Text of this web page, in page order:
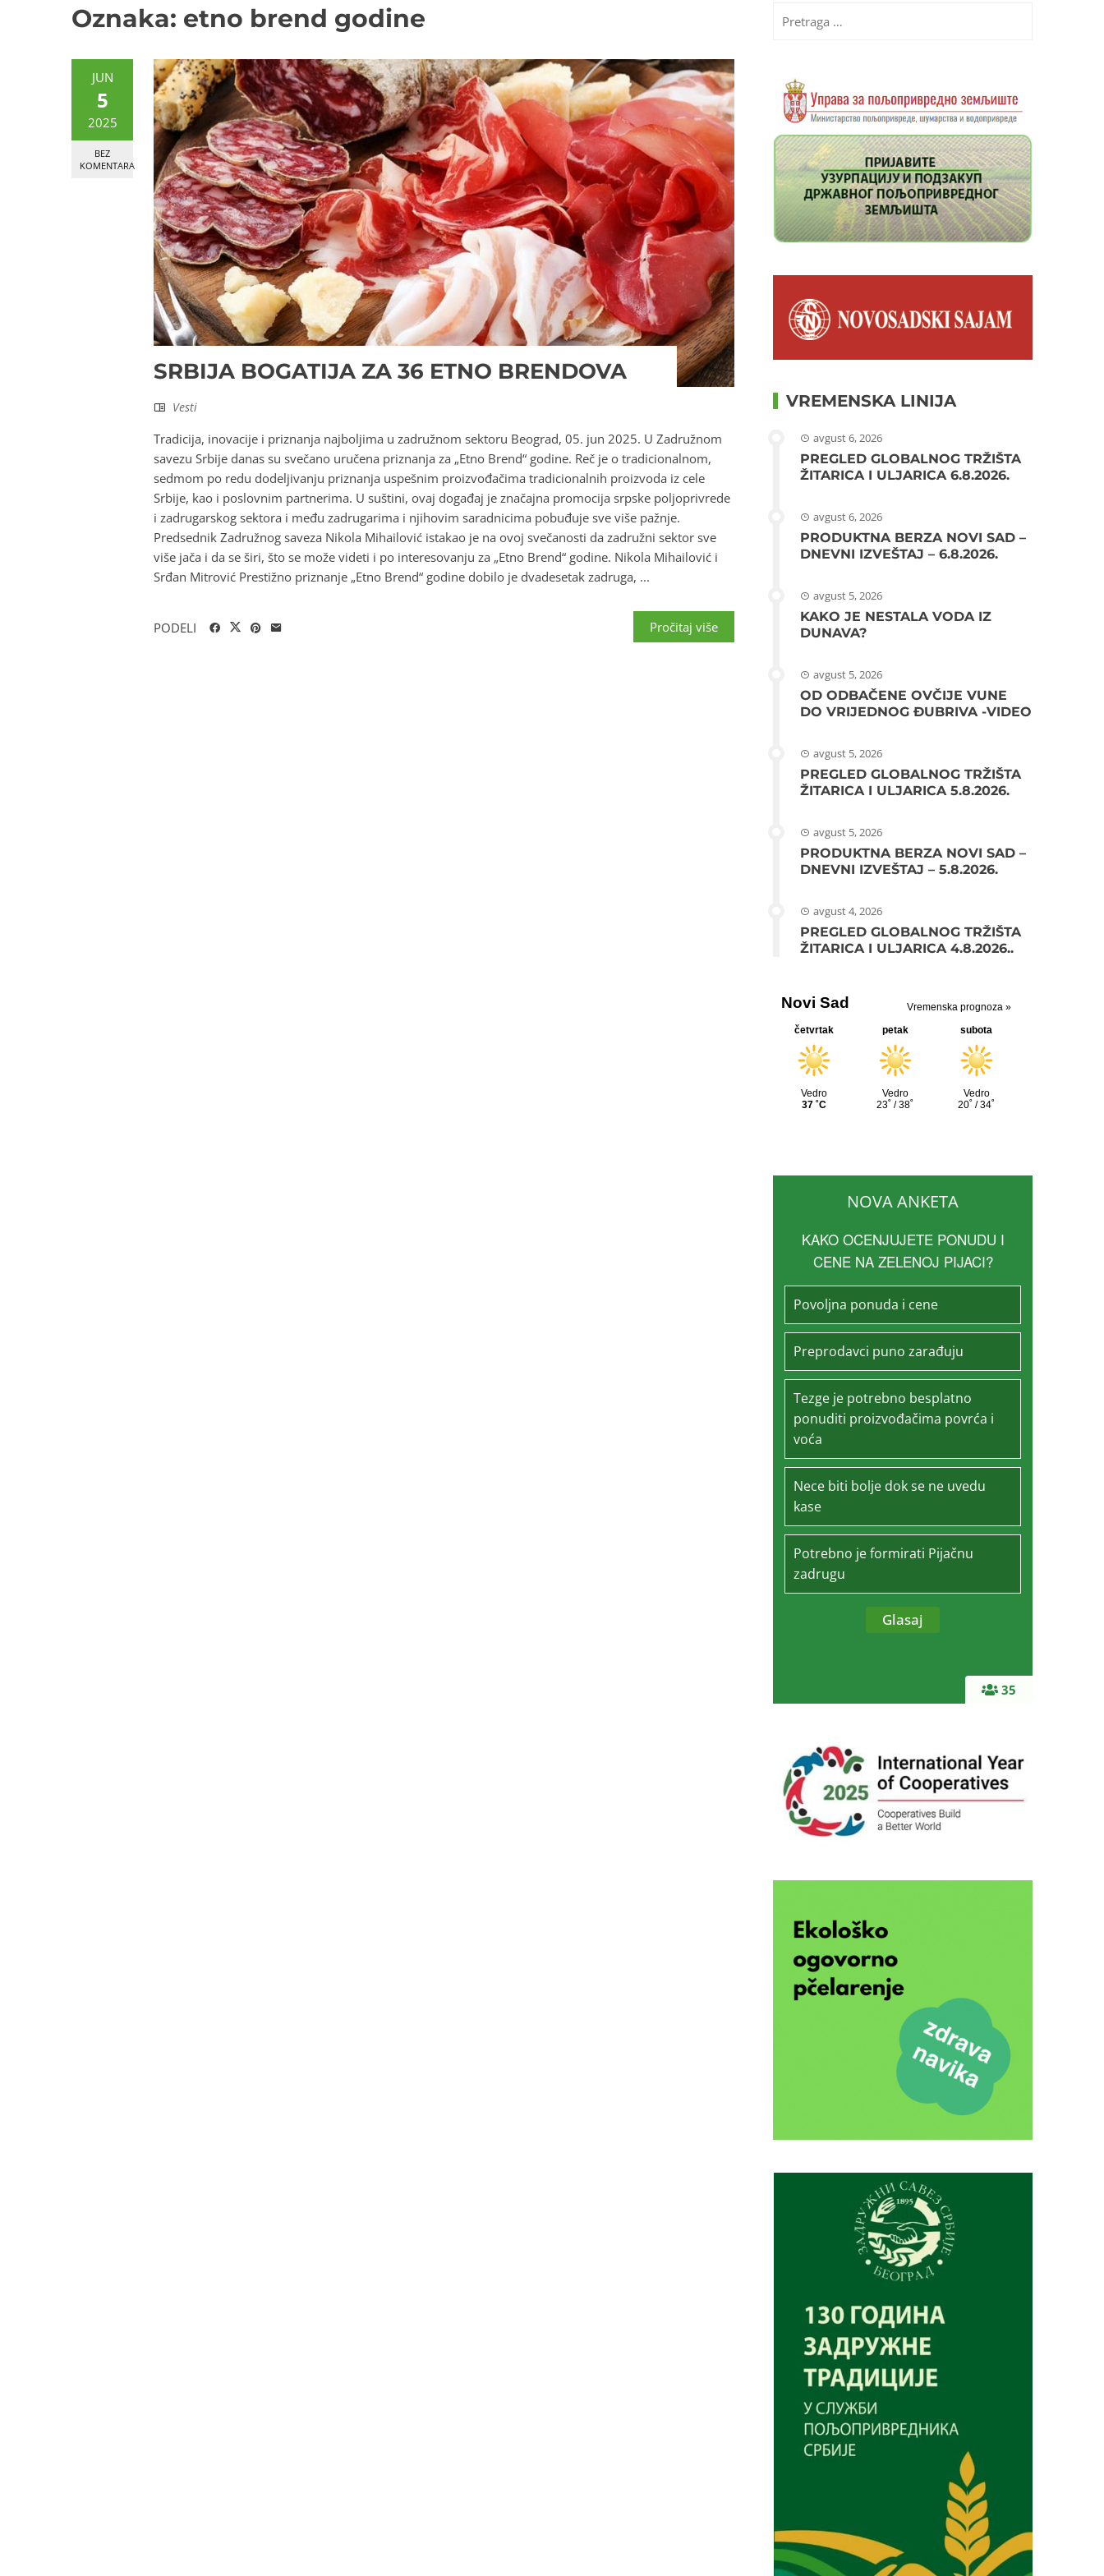
Oznaka: etno brend godine
JUN
5
2025
BEZ
KOMENTARA
SRBIJA BOGATIJA ZA 36 ETNO BRENDOVA
Vesti
Tradicija, inovacije i priznanja najboljima u zadružnom sektoru Beograd, 05. jun 2025. U Zadružnom
savezu Srbije danas su svečano uručena priznanja za „Etno Brend“ godine. Reč je o tradicionalnom,
sedmom po redu dodeljivanju priznanja uspešnim proizvođačima tradicionalnih proizvoda iz cele
Srbije, kao i poslovnim partnerima. U suštini, ovaj događaj je značajna promocija srpske poljoprivrede
i zadrugarskog sektora i među zadrugarima i njihovim saradnicima pobuđuje sve više pažnje.
Predsednik Zadružnog saveza Nikola Mihailović istakao je na ovoj svečanosti da zadružni sektor sve
više jača i da se širi, što se može videti i po interesovanju za „Etno Brend“ godine. Nikola Mihailović i
Srđan Mitrović Prestižno priznanje „Etno Brend“ godine dobilo je dvadesetak zadruga, ...
Pročitaj više
PODELI
za:
VREMENSKA LINIJA
avgust 6, 2026
PREGLED GLOBALNOG TRŽIŠTA
ŽITARICA I ULJARICA 6.8.2026.
avgust 6, 2026
PRODUKTNA BERZA NOVI SAD –
DNEVNI IZVEŠTAJ – 6.8.2026.
avgust 5, 2026
KAKO JE NESTALA VODA IZ
DUNAVA?
avgust 5, 2026
OD ODBAČENE OVČIJE VUNE
DO VRIJEDNOG ĐUBRIVA -VIDEO
avgust 5, 2026
PREGLED GLOBALNOG TRŽIŠTA
ŽITARICA I ULJARICA 5.8.2026.
avgust 5, 2026
PRODUKTNA BERZA NOVI SAD –
DNEVNI IZVEŠTAJ – 5.8.2026.
avgust 4, 2026
PREGLED GLOBALNOG TRŽIŠTA
ŽITARICA I ULJARICA 4.8.2026..
35
NOVA ANKETA
KAKO OCENJUJETE PONUDU I
CENE NA ZELENOJ PIJACI?
Povoljna ponuda i cene
Preprodavci puno zarađuju
Tezge je potrebno besplatno
ponuditi proizvođačima povrća i
voća
Nece biti bolje dok se ne uvedu
kase
Potrebno je formirati Pijačnu
zadrugu